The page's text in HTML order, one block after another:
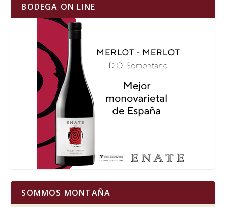
BODEGA ON LINE
SOMMOS MONTAÑA